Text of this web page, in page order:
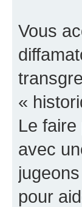
Vous
«
Le
avec
pour